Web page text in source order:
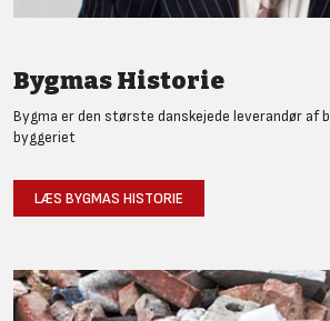
Bygmas Historie
Bygma er den største danskejede leverandør af
byggeriet
LÆS BYGMAS HISTORIE